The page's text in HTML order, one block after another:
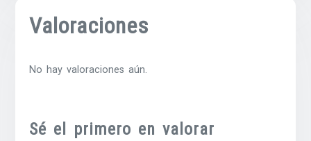
Valoraciones
No hay valoraciones aún.
Sé el primero en valorar